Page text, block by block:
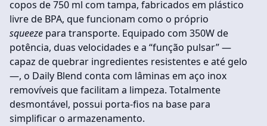
copos de 750 ml com tampa, fabricados em plástico
livre de BPA, que funcionam como o próprio
squeeze para transporte. Equipado com 350W de
potência, duas velocidades e a “função pulsar” —
capaz de quebrar ingredientes resistentes e até gelo
—, o Daily Blend conta com lâminas em aço inox
removíveis que facilitam a limpeza. Totalmente
desmontável, possui porta-fios na base para
simplificar o armazenamento.